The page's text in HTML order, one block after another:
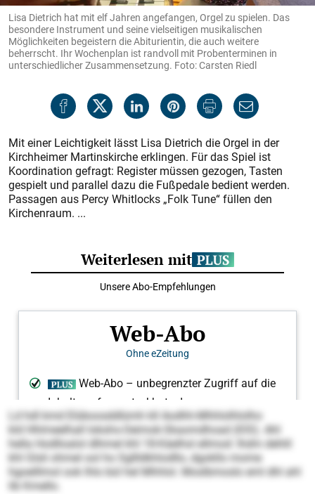
Lisa Dietrich hat mit elf Jahren angefangen, Orgel zu spielen. Das
besondere Instrument und seine vielseitigen musikalischen
Möglichkeiten begeistern die Abiturientin, die auch weitere
beherrscht. Ihr Wochenplan ist randvoll mit Probenterminen in
unterschiedlicher Zusammensetzung. Foto: Carsten Riedl
Mit einer Leichtigkeit lässt Lisa Dietrich die Orgel in der
Kirchheimer Martinskirche erklingen. Für das Spiel ist
Koordination gefragt: Register müssen gezogen, Tasten
gespielt und parallel dazu die Fußpedale bedient werden.
Passagen aus Percy Whitlocks „Folk Tune“ füllen den
Kirchenraum. ...
Ld hdl kmd Elüboosddlümh kll Aodhh-Mhhlolhlolho
kld Hhlmeelhall Iokshs-Oeimok-Skaomdhoad (IOS). Ahl
hella Hodlloalol dlhmel khl 18-Käelhsl ellmod: Ihdm dehlil
khl Glsli ohmel ool ho Sgllldkhlodllo, dgokllo mome
hgoelllmol ook lhlo bül hel Mhhlol. Moslbmoslo eml dhl ahl
lib Kmello.